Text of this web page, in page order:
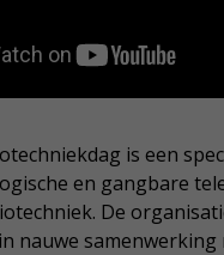
is een
en gangbare
De
nauwe samenwerking